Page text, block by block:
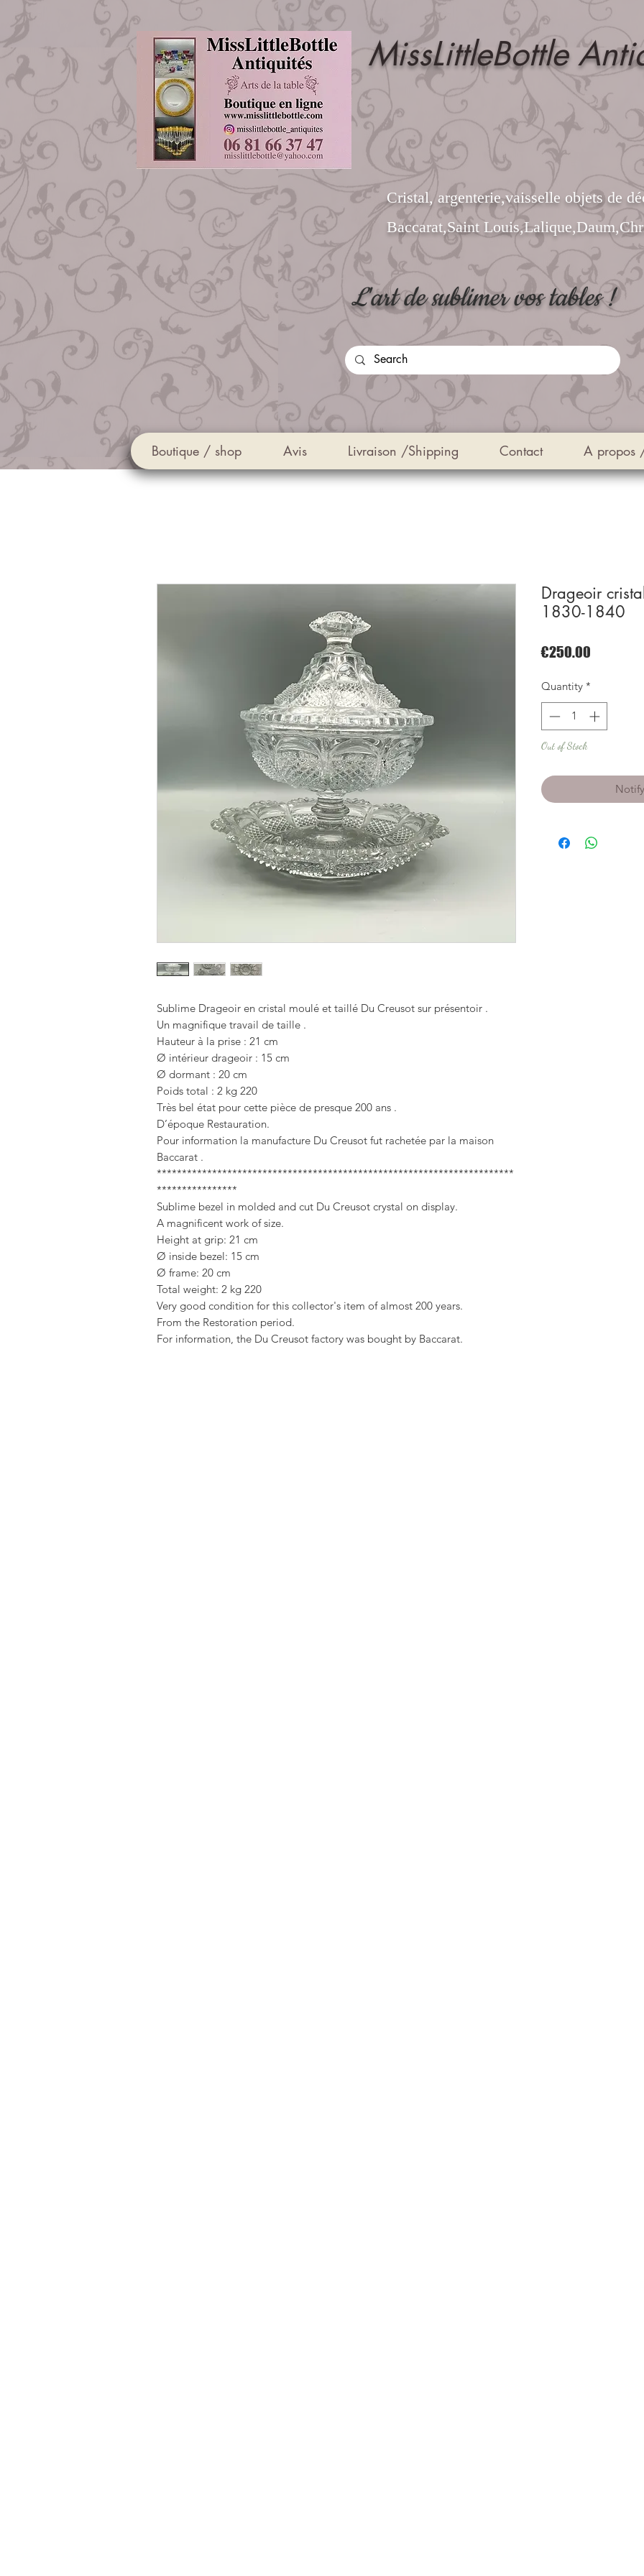
MissLittleBottle
Cristal, argenterie,vaisselle objets de
Baccarat,Saint
L'art de sublimer vos tables !
Boutique / shop Avis Livraison /Shipping Contact A propos
Sublime Drageoir en cristal moulé et taillé Du Creusot sur présentoir .
Un magnifique travail de taille .
Hauteur à la prise : 21 cm
Ø intérieur drageoir : 15 cm
Ø dormant : 20 cm
Poids total : 2 kg 220
Très bel état pour cette pièce de presque 200 ans .
D’époque Restauration.
Pour information la manufacture Du Creusot fut rachetée par la maison
Baccarat .
***********************************************************************
****************
Sublime bezel in molded and cut Du Creusot crystal on display.
A magnificent work of size.
Height at grip: 21 cm
Ø inside bezel: 15 cm
Ø frame: 20 cm
Total weight: 2 kg 220
Very good condition for this collector's item of almost 200 years.
From the Restoration period.
For information, the Du Creusot factory was bought by Baccarat.
Drageoir
1830-1840
€250.00
Quantity *
Out of Stock